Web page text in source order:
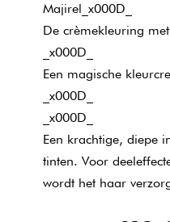
Majirel_x000D_
De crèmekleuring
_x000D_
Een magische
_x000D_
_x000D_
Een krachtige, diepe
tinten. Voor
wordt het haar